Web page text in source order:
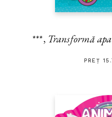
***, Transformă
PREȚ